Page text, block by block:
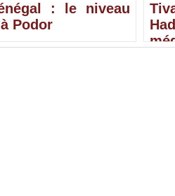
: le niveau
Podor